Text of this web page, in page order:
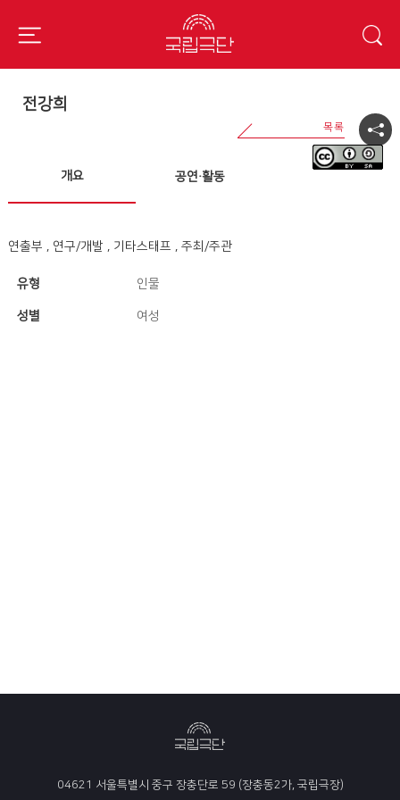
전강희
개요 공연·활동
연출부 , 연구/개발 , 기타스태프 , 주최/주관
유형 인물
성별 여성
04621 서울특별시 중구 장충단로 59 (장충동2가, 국립극장)